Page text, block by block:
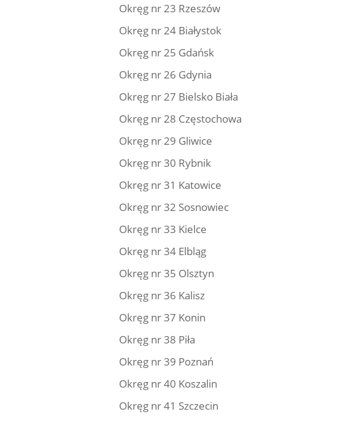
Okręg nr 23 Rzeszów
Okręg nr 24 Białystok
Okręg nr 25 Gdańsk
Okręg nr 26 Gdynia
Okręg nr 27 Bielsko Biała
Okręg nr 28 Częstochowa
Okręg nr 29 Gliwice
Okręg nr 30 Rybnik
Okręg nr 31 Katowice
Okręg nr 32 Sosnowiec
Okręg nr 33 Kielce
Okręg nr 34 Elbląg
Okręg nr 35 Olsztyn
Okręg nr 36 Kalisz
Okręg nr 37 Konin
Okręg nr 38 Piła
Okręg nr 39 Poznań
Okręg nr 40 Koszalin
Okręg nr 41 Szczecin